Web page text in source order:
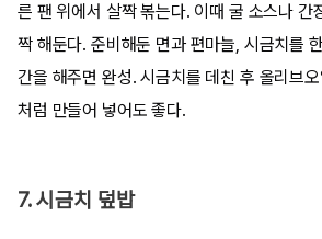
른 팬 위에서 살짝 볶는다. 이때 굴 소스나 간
짝 해둔다. 준비해둔 면과 편마늘, 시금치를
간을 해주면 완성. 시금치를 데친 후 올리브
처럼 만들어 넣어도 좋다.
7. 시금치 덮밥